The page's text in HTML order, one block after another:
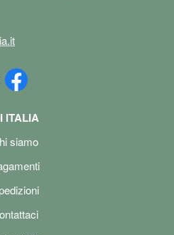
ITALIA
siamo